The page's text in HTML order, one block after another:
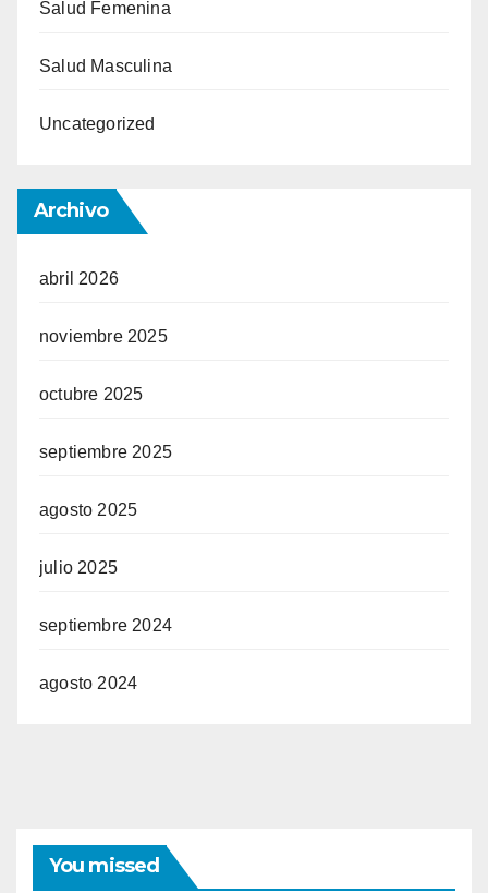
Salud Femenina
Salud Masculina
Uncategorized
Archivo
abril 2026
noviembre 2025
octubre 2025
septiembre 2025
agosto 2025
julio 2025
septiembre 2024
agosto 2024
You missed